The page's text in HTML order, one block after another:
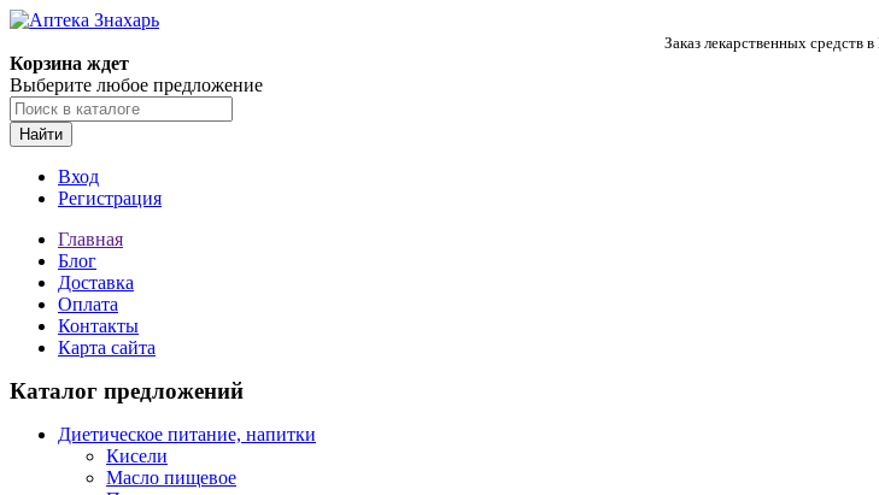
Заказ лекарственных средств
Корзина ждет
Выберите любое предложение
Найти
Вход
Регистрация
Главная
Блог
Доставка
Оплата
Контакты
Карта сайта
Каталог предложений
Диетическое питание, напитки
Кисели
Масло пищевое